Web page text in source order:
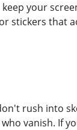
your
stickers that
rush into
vanish. If